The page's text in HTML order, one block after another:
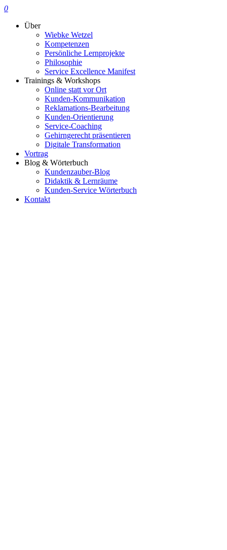
0
Über
Wiebke Wetzel
Kompetenzen
Persönliche Lernprojekte
Philosophie
Service Excellence Manifest
Trainings & Workshops
Online statt vor Ort
Kunden-Kommunikation
Reklamations-Bearbeitung
Kunden-Orientierung
Service-Coaching
Gehirngerecht präsentieren
Digitale Transformation
Vortrag
Blog & Wörterbuch
Kundenzauber-Blog
Didaktik & Lernräume
Kunden-Service Wörterbuch
Kontakt